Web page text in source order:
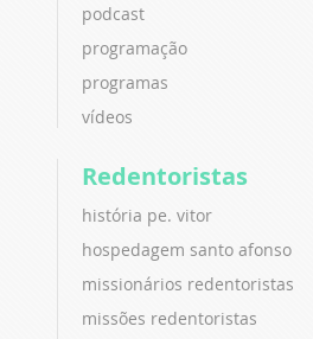
podcast
programação
programas
vídeos
Redentoristas
história pe. vitor
hospedagem santo afonso
missionários redentoristas
missões redentoristas